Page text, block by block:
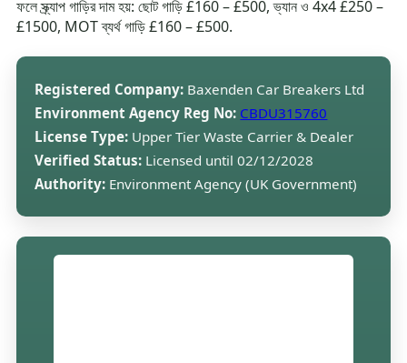
ফলে স্ক্র্যাপ গাড়ির দাম হয়: ছোট গাড়ি £160 – £500, ভ্যান ও 4x4 £250 –
£1500, MOT ব্যর্থ গাড়ি £160 – £500.
Registered Company: Baxenden Car Breakers Ltd
Environment Agency Reg No: CBDU315760
License Type: Upper Tier Waste Carrier & Dealer
Verified Status: Licensed until 02/12/2028
Authority: Environment Agency (UK Government)